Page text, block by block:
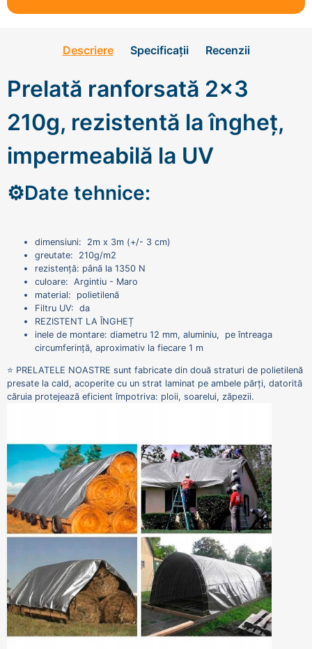
Descriere Specificații Recenzii
Prelată ranforsată 2x3
210g, rezistentă la îngheț,
impermeabilă la UV
⚙️Date tehnice:
dimensiuni: 2m x 3m (+/- 3 cm)
greutate: 210g/m2
rezistență: până la 1350 N
culoare: Argintiu - Maro
material: polietilenă
Filtru UV: da
REZISTENT LA ÎNGHEȚ
inele de montare: diametru 12 mm, aluminiu, pe întreaga
circumferință, aproximativ la fiecare 1 m
⭐ PRELATELE NOASTRE sunt fabricate din două straturi de polietilenă
presate la cald, acoperite cu un strat laminat pe ambele părți, datorită
căruia protejează eficient împotriva: ploii, soarelui, zăpezii.